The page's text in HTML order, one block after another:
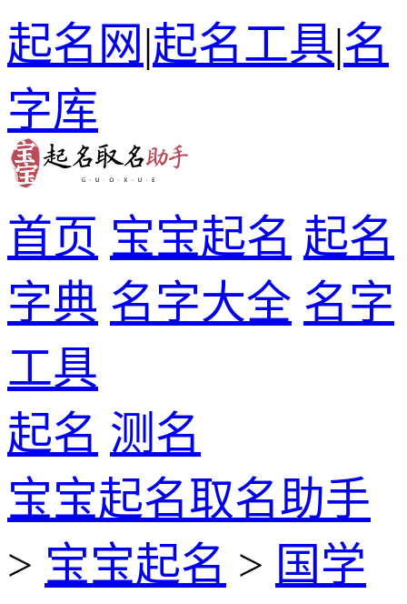
起名网|起名工具|名
字库
首页 宝宝起名 起名
字典 名字大全 名字
工具
起名 测名
宝宝起名取名助手
> 宝宝起名 > 国学